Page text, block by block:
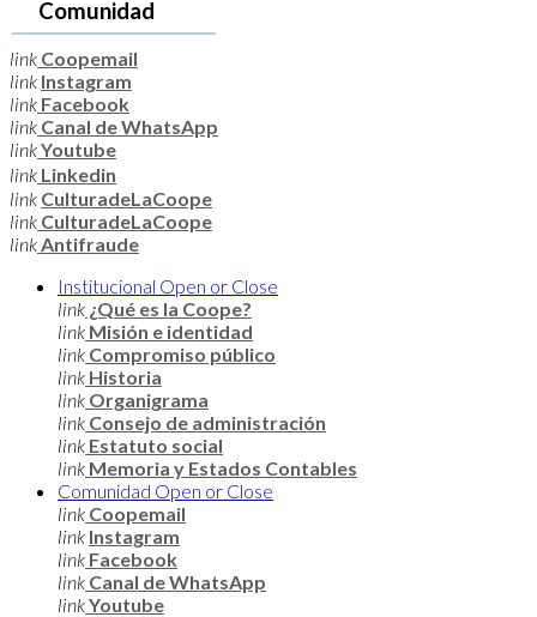
Comunidad
link Coopemail
link Instagram
link Facebook
link Canal de WhatsApp
linkYoutube
link Linkedin
link CulturadeLaCoope
link CulturadeLaCoope
linkAntifraude
Institucional Open or Close
link ¿Qué es la Coope?
link Misión e identidad
link Compromiso público
link Historia
link Organigrama
link Consejo de administración
link Estatuto social
link Memoria y Estados Contables
Comunidad Open or Close
link Coopemail
link Instagram
link Facebook
link Canal de WhatsApp
linkYoutube